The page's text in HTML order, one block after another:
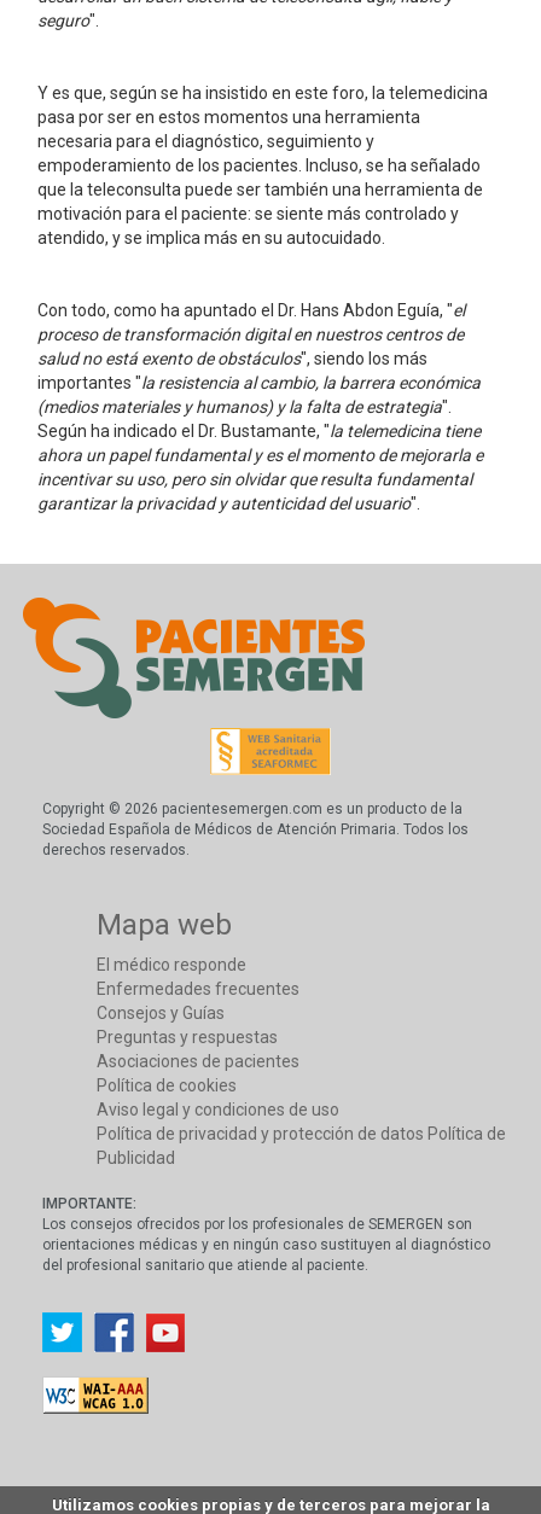
seguro".
Y es que, según se ha insistido en este foro, la telemedicina
pasa por ser en estos momentos una herramienta
necesaria para el diagnóstico, seguimiento y
empoderamiento de los pacientes. Incluso, se ha señalado
que la teleconsulta puede ser también una herramienta de
motivación para el paciente: se siente más controlado y
atendido, y se implica más en su autocuidado.
Con todo, como ha apuntado el Dr. Hans Abdon Eguía, "el
proceso de transformación digital en nuestros centros de
salud no está exento de obstáculos", siendo los más
importantes "la resistencia al cambio, la barrera económica
(medios materiales y humanos) y la falta de estrategia".
Según ha indicado el Dr. Bustamante, "la telemedicina tiene
ahora un papel fundamental y es el momento de mejorarla e
incentivar su uso, pero sin olvidar que resulta fundamental
garantizar la privacidad y autenticidad del usuario".
Copyright © 2026 pacientesemergen.com es un producto de la
Sociedad Española de Médicos de Atención Primaria. Todos los
derechos reservados.
Mapa web
El médico responde
Enfermedades frecuentes
Consejos y Guías
Preguntas y respuestas
Asociaciones de pacientes
Política de cookies
Aviso legal y condiciones de uso
Política de privacidad y protección de datos Política de
Publicidad
IMPORTANTE:
Los consejos ofrecidos por los profesionales de SEMERGEN son
orientaciones médicas y en ningún caso sustituyen al diagnóstico
del profesional sanitario que atiende al paciente.
Utilizamos cookies propias y de terceros para mejorar la